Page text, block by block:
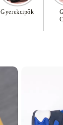
Gyerekcipők